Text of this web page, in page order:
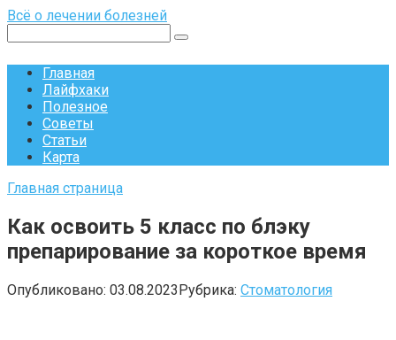
Перейти
контенту
Всё о лечении болезней
Главная
Лайфхаки
Полезное
Советы
Статьи
Карта
Главная страница
Как освоить 5 класс по блэку
препарирование за короткое время
Опубликовано: 03.08.2023Рубрика: Стоматология